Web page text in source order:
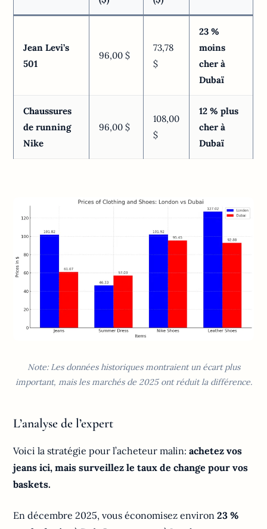
Jean Levi’s
501
96,00 $
73,78
$
23 %
moins
cher à
Dubaï
Chaussures
de running
Nike
96,00 $
108,00
$
12 % plus
cher à
Dubaï
Note: Les données historiques montraient un écart plus
important, mais les marchés de 2025 ont réduit la différence.
L’analyse de l’expert
Voici la stratégie pour l’acheteur malin:achetez vos
jeans ici, mais surveillez le taux de change pour vos
baskets.
En décembre 2025, vous économisez environ23 %